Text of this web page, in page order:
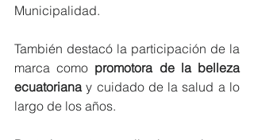
Municipalidad.
También destacó la participación de la
marca como promotora de la belleza
ecuatoriana y cuidado de la salud a lo
largo de los años.